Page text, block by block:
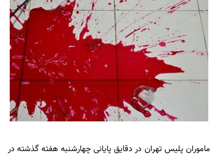
ماموران پلیس تهران در دقایق پایانی چهارشنبه هفته گذشته در